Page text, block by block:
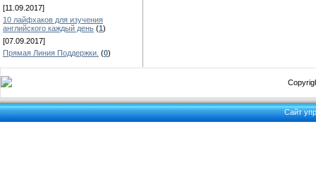
[11.09.2017]
10 лайфхаков для изучения
английского каждый день (1)
[07.09.2017]
Прямая Линия Поддержки. (0)
Сайт